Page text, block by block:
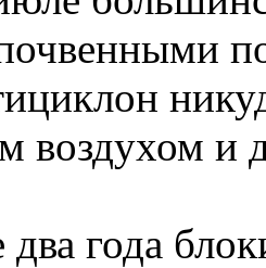
воздухом
года